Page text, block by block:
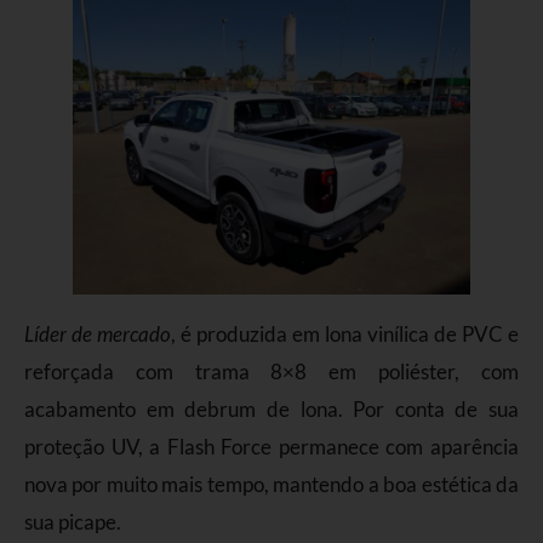
Líder de mercado, é produzida em lona vinílica de PVC e
reforçada com trama 8×8 em poliéster, com
acabamento em debrum de lona. Por conta de sua
proteção UV, a Flash Force permanece com aparência
nova por muito mais tempo, mantendo a boa estética da
sua picape.